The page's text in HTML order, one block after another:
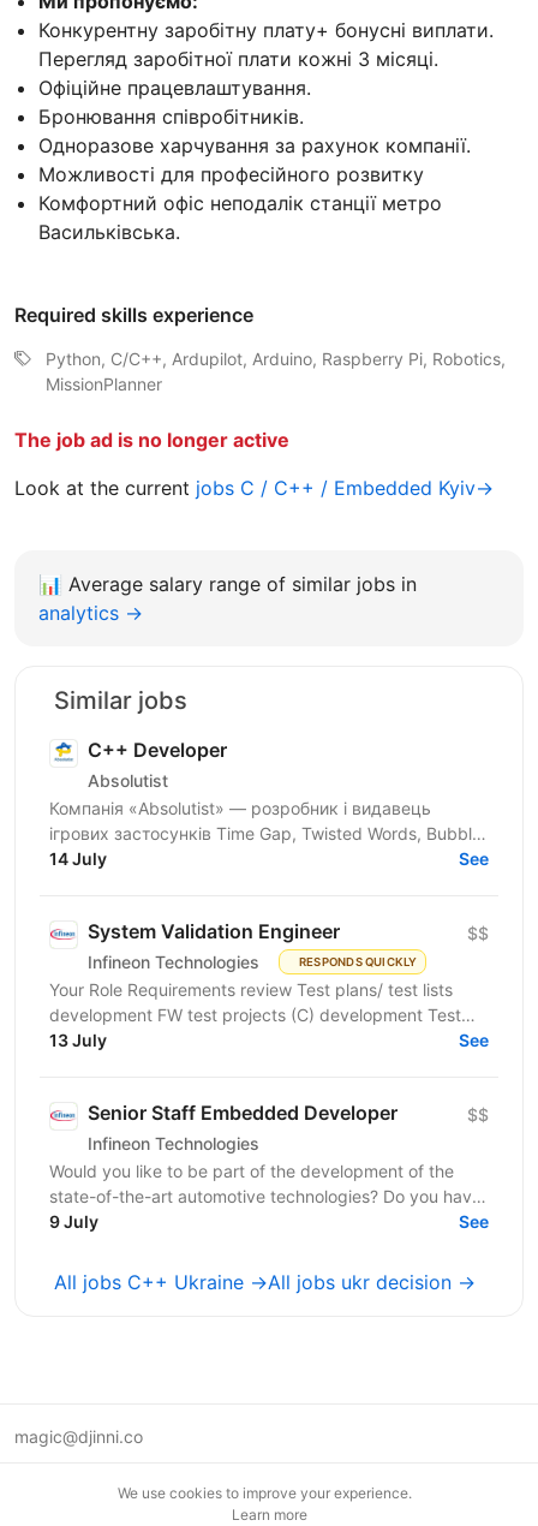
Конкурентну заробітну плату+ бонусні виплати.
Перегляд заробітної плати кожні 3 місяці.
Офіційне працевлаштування.
Бронювання співробітників.
Одноразове харчування за рахунок компанії.
Можливості для професійного розвитку
Комфортний офіс неподалік станції метро
Васильківська.
Required skills experience
Python, C/C++, Ardupilot, Arduino, Raspberry Pi, Robotics,
MissionPlanner
The job ad is no longer active
Look at the current jobs C / C++ / Embedded Kyiv→
📊 Average salary range of similar jobs in
analytics →
Similar jobs
C++ Developer
Absolutist
Компанія «Absolutist» — розробник і видавець
ігрових застосунків Time Gap, Twisted Words, Bubble
Shooter. Працюємо на ринку art та game dev
14 July See
System Validation Engineer
Infineon Technologies RESPONDS QUICKLY
$$
Your Role Requirements review Test plans/ test lists
development FW test projects (C) development Test
Automation scripts (Python) Development
13 July See
Senior Staff Embedded Developer
Infineon Technologies
$$
Would you like to be part of the development of the
state-of-the-art automotive technologies? Do you have
an interest in Human Machine Interface systems and...
9 July See
All jobs C++ Ukraine →All jobs ukr decision →
magic@djinni.co
We use cookies to improve your experience.
Learn more